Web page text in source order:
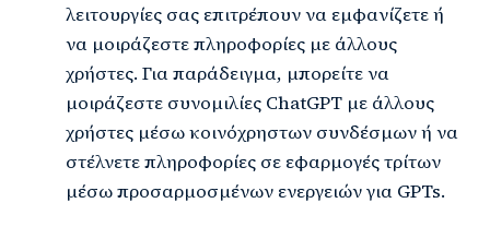
λειτουργίες σας επιτρέπουν να εμφανίζετε ή
να μοιράζεστε πληροφορίες με άλλους
χρήστες. Για παράδειγμα, μπορείτε να
μοιράζεστε συνομιλίες ChatGPT με άλλους
χρήστες μέσω κοινόχρηστων συνδέσμων ή να
στέλνετε πληροφορίες σε εφαρμογές τρίτων
μέσω προσαρμοσμένων ενεργειών για GPTs.